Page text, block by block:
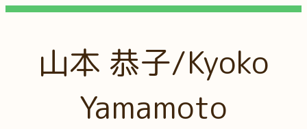
山本 恭子/Kyoko
Yamamoto